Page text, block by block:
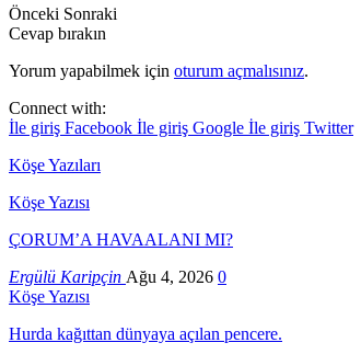
Önceki Sonraki
Cevap bırakın
Yorum yapabilmek için oturum açmalısınız.
Connect with:
İle giriş Facebook İle giriş Google İle giriş Twitter
Köşe Yazıları
Köşe Yazısı
ÇORUM’A HAVAALANI MI?
Ergülü Karipçin Ağu 4, 2026 0
Köşe Yazısı
Hurda kağıttan dünyaya açılan pencere.